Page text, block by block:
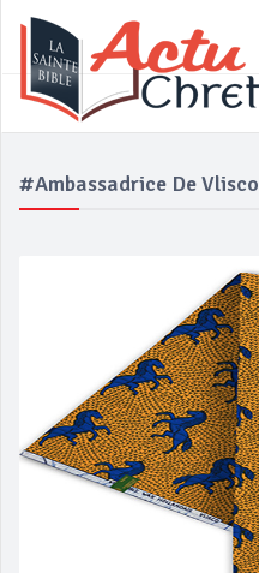
#ambassadrice De Vlisco